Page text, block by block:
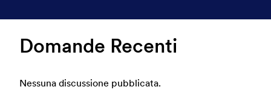
Domande Recenti
Nessuna discussione pubblicata.